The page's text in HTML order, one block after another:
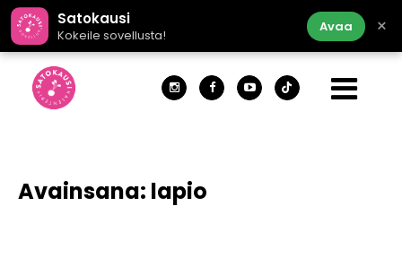
Satokausi
Kokeile sovellusta!
Avaa ×
Avainsana: lapio